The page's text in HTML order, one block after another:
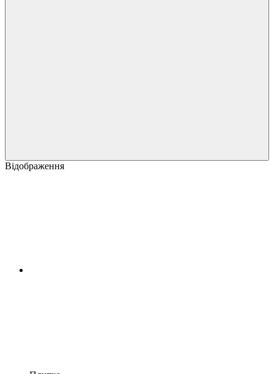
Відображення